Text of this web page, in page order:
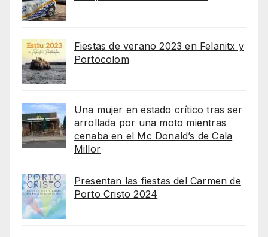
Fiestas de verano 2023 en Felanitx y
Portocolom
Una mujer en estado crítico tras ser
arrollada por una moto mientras
cenaba en el Mc Donald’s de Cala
Millor
Presentan las fiestas del Carmen de
Porto Cristo 2024